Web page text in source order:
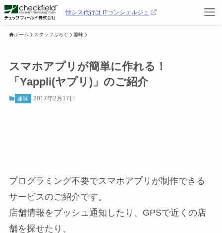
情シス代行は ITコンシェルジュ
ホーム スタッフぶろぐ 趣味
スマホアプリが簡単に作れる！
「Yappli(ヤプリ)」のご紹介
趣味 2017年2月17日
プログラミング不要でスマホアプリが制作できる
サービスのご紹介です。
店舗情報をプッシュ通知したり、GPSで近くの店
舗を探せたり、